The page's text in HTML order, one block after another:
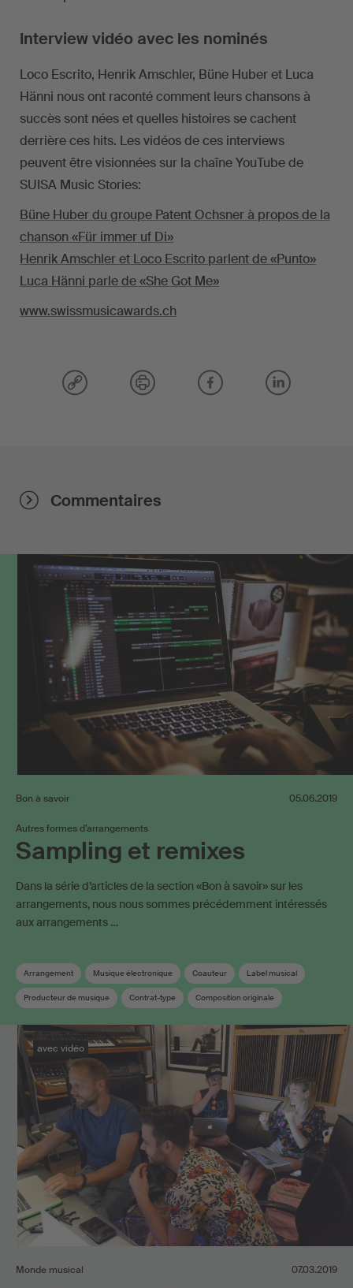
Interview vidéo avec les nominés
Loco Escrito, Henrik Amschler, Büne Huber et Luca
Hänni nous ont raconté comment leurs chansons à
succès sont nées et quelles histoires se cachent
derrière ces hits. Les vidéos de ces interviews
peuvent être visionnées sur la chaîne YouTube de
SUISA Music Stories:
Büne Huber du groupe Patent Ochsner à propos de la
chanson «Für immer uf Di»
Henrik Amschler et Loco Escrito parlent de «Punto»
Luca Hänni parle de «She Got Me»
www.swissmusicawards.ch
Commentaires
Bon à savoir 05.06.2019
Autres formes d’arrangements
Sampling et remixes
Dans la série d’articles de la section «Bon à savoir» sur les
arrangements, nous nous sommes précédemment intéressés
aux arrangements …
Arrangement Musique électronique Coauteur Label musical
Producteur de musique Contrat-type Composition originale
Déclaration d‘oeuvres
avec vidéo
Monde musical 07.03.2019